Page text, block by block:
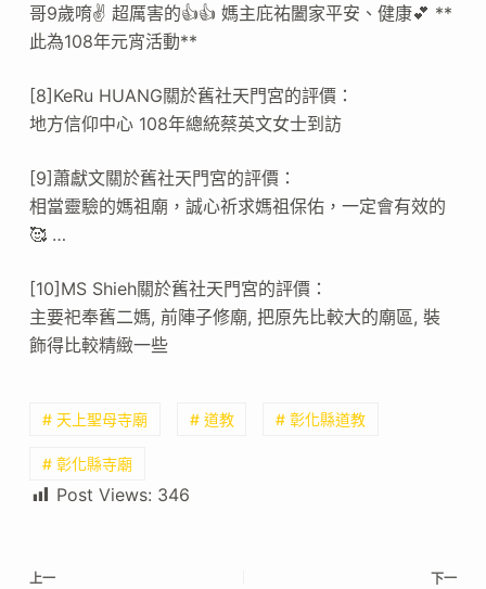
哥9歲唷✌️ 超厲害的👍👍 媽主庇祐闔家平安、健康💕 **
此為108年元宵活動**
[8]KeRu HUANG關於舊社天門宮的評價：
地方信仰中心 108年總統蔡英文女士到訪
[9]蕭獻文關於舊社天門宮的評價：
相當靈驗的媽祖廟，誠心祈求媽祖保佑，一定會有效的
🥰 …
[10]MS Shieh關於舊社天門宮的評價：
主要祀奉舊二媽, 前陣子修廟, 把原先比較大的廟區, 裝
飾得比較精緻一些
# 天上聖母寺廟 # 道教 # 彰化縣道教
# 彰化縣寺廟
Post Views: 346
上一 下一